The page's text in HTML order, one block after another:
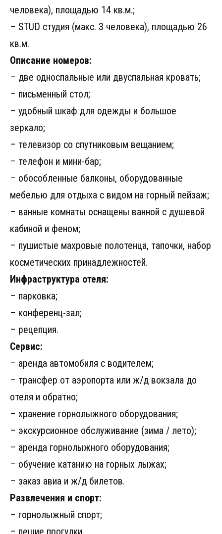
человека), площадью 14 кв.м.;
– STUD студия (макс. 3 человека), площадью 26
кв.м.
Описание номеров:
– две односпальные или двуспальная кровать;
– письменный стол;
– удобный шкаф для одежды и большое
зеркало;
– телевизор со спутниковым вещанием;
– телефон и мини-бар;
– обособленные балконы, оборудованные
мебелью для отдыха с видом на горный пейзаж;
– ванные комнаты оснащены ванной с душевой
кабиной и феном;
– пушистые махровые полотенца, тапочки, набор
косметических принадлежностей.
Инфраструктура отеля:
– парковка;
– конференц-зал;
– рецепция.
Сервис:
– аренда автомобиля с водителем;
– трансфер от аэропорта или ж/д вокзала до
отеля и обратно;
– хранение горнолыжного оборудования;
– экскурсионное обслуживание (зима / лето);
– аренда горнолыжного оборудования;
– обучение катанию на горных лыжах;
– заказ авиа и ж/д билетов.
Развлечения и спорт:
– горнолыжный спорт;